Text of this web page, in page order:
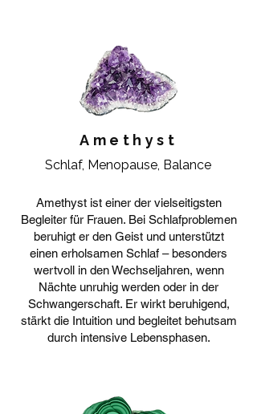
Amethyst
Schlaf, Menopause, Balance
Amethyst ist einer der vielseitigsten
Begleiter für Frauen. Bei Schlafproblemen
beruhigt er den Geist und unterstützt
einen erholsamen Schlaf – besonders
wertvoll in den Wechseljahren, wenn
Nächte unruhig werden oder in der
Schwangerschaft. Er wirkt beruhigend,
stärkt die Intuition und begleitet behutsam
durch intensive Lebensphasen.